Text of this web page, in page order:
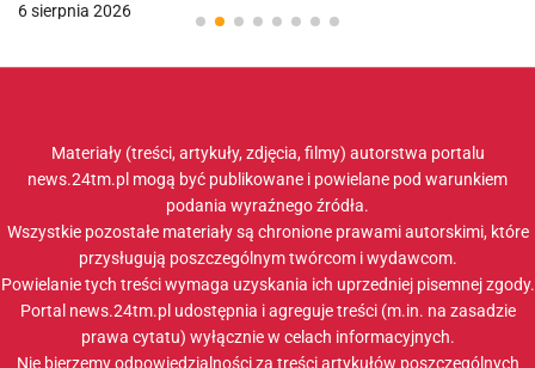
6 sierpnia 2026
Materiały (treści, artykuły, zdjęcia, filmy) autorstwa portalu
news.24tm.pl mogą być publikowane i powielane pod warunkiem
podania wyraźnego źródła.
Wszystkie pozostałe materiały są chronione prawami autorskimi, które
przysługują poszczególnym twórcom i wydawcom.
Powielanie tych treści wymaga uzyskania ich uprzedniej pisemnej zgody.
Portal news.24tm.pl udostępnia i agreguje treści (m.in. na zasadzie
prawa cytatu) wyłącznie w celach informacyjnych.
Nie bierzemy odpowiedzialności za treści artykułów poszczególnych